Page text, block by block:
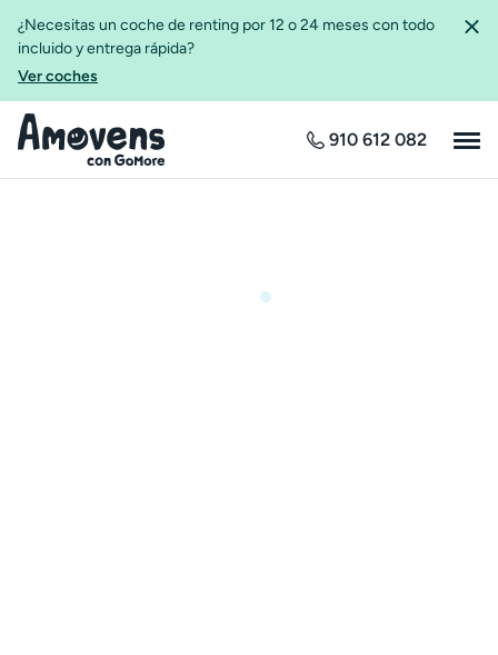
¿Necesitas un coche de renting por 12 o 24 meses con todo
incluido y entrega rápida?
Ver coches
910 612 082